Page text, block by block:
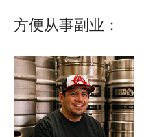
方便从事副业：